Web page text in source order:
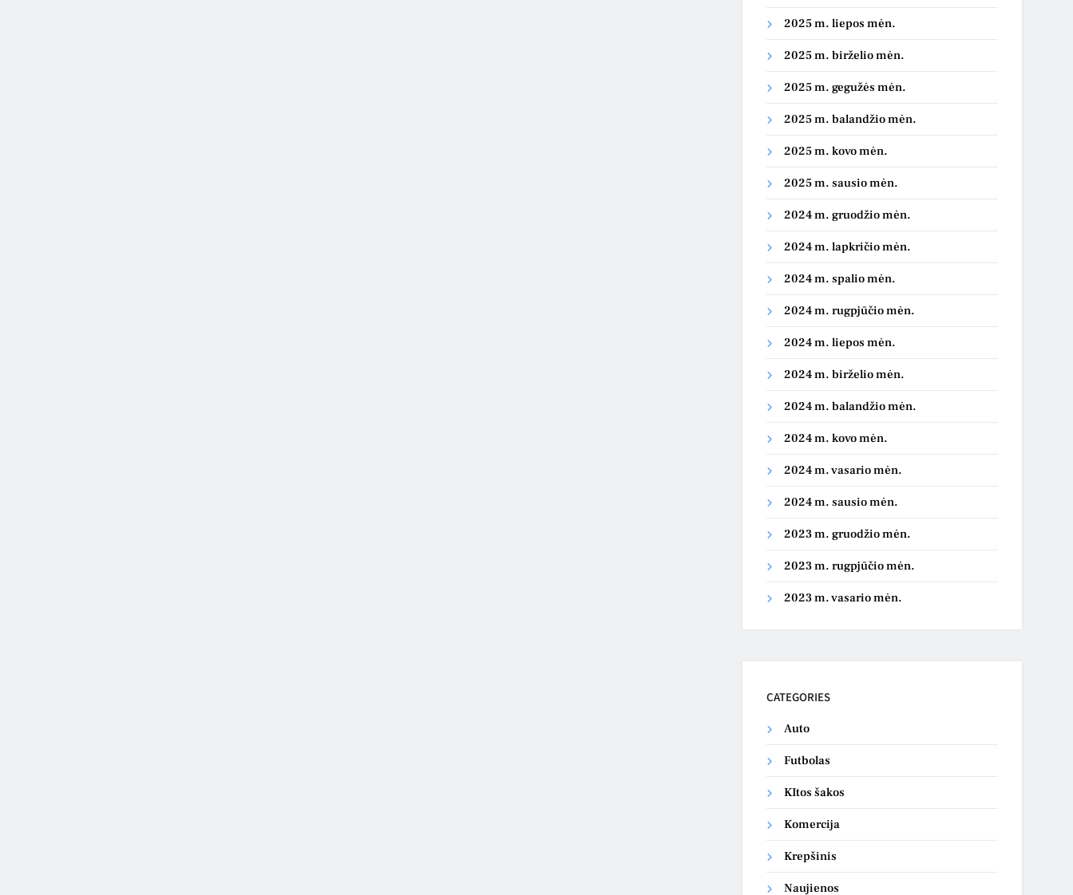
2025 m. liepos mėn.
2025 m. birželio mėn.
2025 m. gegužės mėn.
2025 m. balandžio mėn.
2025 m. kovo mėn.
2025 m. sausio mėn.
2024 m. gruodžio mėn.
2024 m. lapkričio mėn.
2024 m. spalio mėn.
2024 m. rugpjūčio mėn.
2024 m. liepos mėn.
2024 m. birželio mėn.
2024 m. balandžio mėn.
2024 m. kovo mėn.
2024 m. vasario mėn.
2024 m. sausio mėn.
2023 m. gruodžio mėn.
2023 m. rugpjūčio mėn.
2023 m. vasario mėn.
CATEGORIES
Auto
Futbolas
KItos šakos
Komercija
Krepšinis
Naujienos